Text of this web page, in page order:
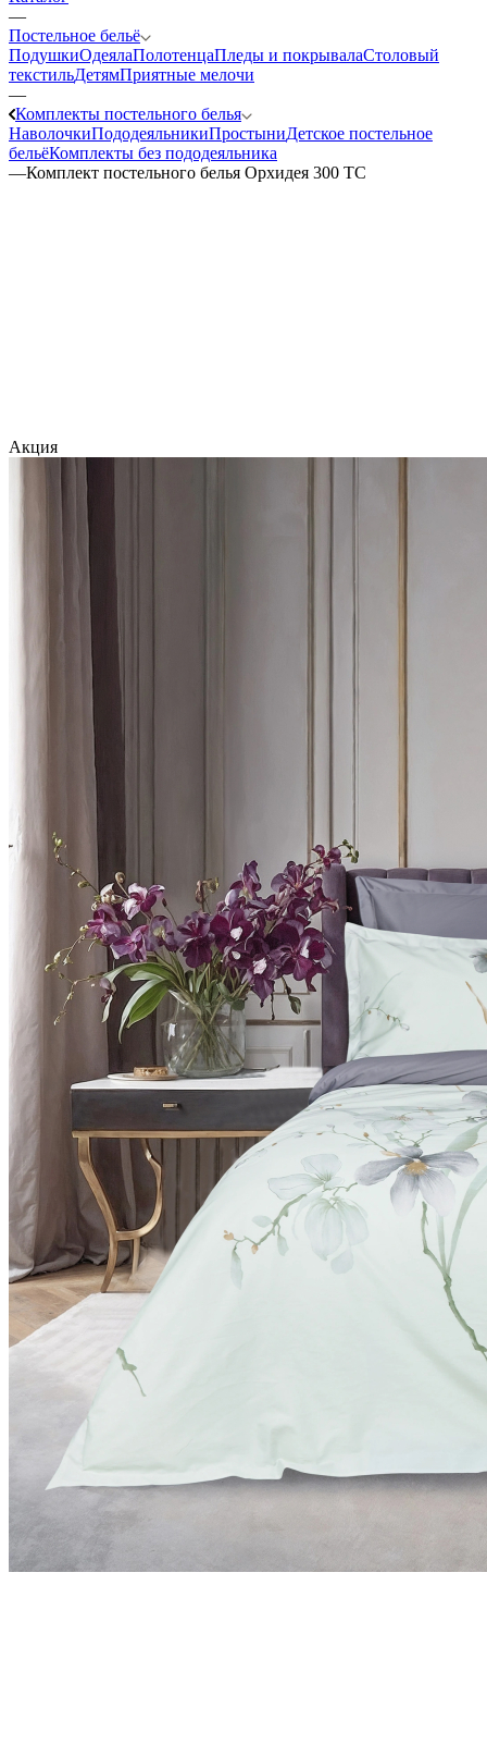
—
Постельное бельё
ПодушкиОдеялаПолотенцаПледы и покрывалаСтоловый
текстильДетямПриятные мелочи
—
Комплекты постельного белья
НаволочкиПододеяльникиПростыниДетское постельное
бельёКомплекты без пододеяльника
—Комплект постельного белья Орхидея 300 TC
Акция